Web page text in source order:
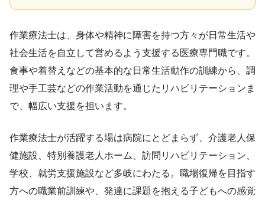
作業療法士は、身体や精神に障害を持つ方々が日常生活や
社会生活を自立して営めるよう支援する医療専門職です。
食事や着替えなどの基本的な日常生活動作の訓練から、調
理や手工芸などの作業活動を通じたリハビリテーションま
で、幅広い支援を担います。
作業療法士が活躍する場は病院にとどまらず、介護老人保
健施設、特別養護老人ホーム、訪問リハビリテーション、
学校、就労支援施設など多岐にわたる。職場復帰を目指す
方への職業前訓練や、発達に課題を抱える子どもへの感覚